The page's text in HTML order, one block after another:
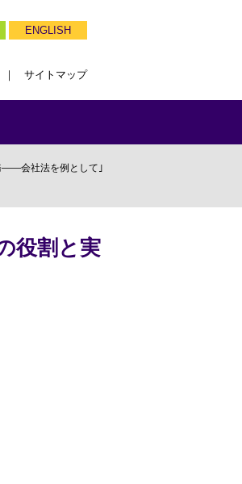
ENGLISH
サイトマップ
――会社法を例として｣
役割と実